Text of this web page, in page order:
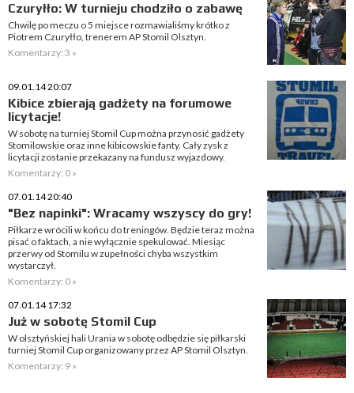
Czuryłło: W turnieju chodziło o zabawę
Chwilę po meczu o 5 miejsce rozmawialiśmy krótko z
Piotrem Czuryłło, trenerem AP Stomil Olsztyn.
Komentarzy: 3 »
09.01.14 20:07
Kibice zbierają gadżety na forumowe
licytacje!
W sobotę na turniej Stomil Cup można przynosić gadżety
Stomilowskie oraz inne kibicowskie fanty. Cały zysk z
licytacji zostanie przekazany na fundusz wyjazdowy.
Komentarzy: 0 »
07.01.14 20:40
"Bez napinki": Wracamy wszyscy do gry!
Piłkarze wrócili w końcu do treningów. Będzie teraz można
pisać o faktach, a nie wyłącznie spekulować. Miesiąc
przerwy od Stomilu w zupełności chyba wszystkim
wystarczył.
Komentarzy: 0 »
07.01.14 17:32
Już w sobotę Stomil Cup
W olsztyńskiej hali Urania w sobotę odbędzie się piłkarski
turniej Stomil Cup organizowany przez AP Stomil Olsztyn.
Komentarzy: 9 »